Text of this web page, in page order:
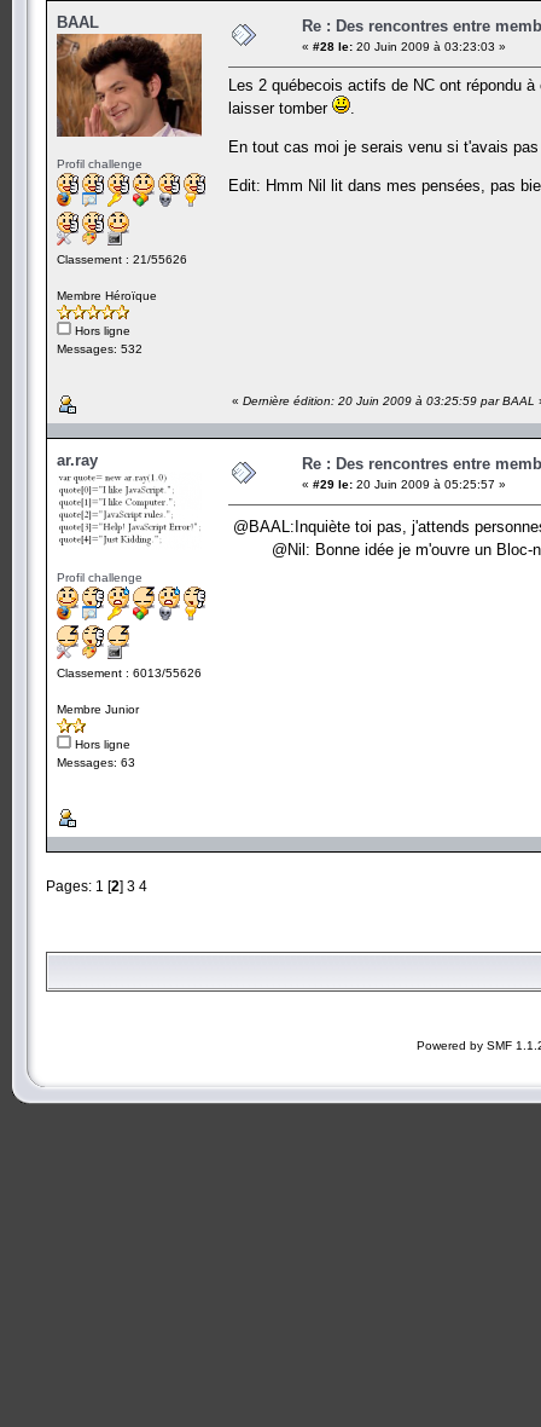
BAAL
Profil challenge
Classement : 21/55626
Membre Héroïque
Hors ligne
Messages: 532
Re : Des rencontres entre
« #28 le: 20 Juin 2009 à 03:23:03 »
Les 2 québecois actifs de NC ont répondu
laisser tomber
En tout cas moi je serais venu si t'avais
Edit: Hmm Nil lit dans mes pensées, pas
« Dernière édition: 20 Juin 2009 à 03:25:59 par BAAL
ar.ray
Profil challenge
Classement : 6013/55626
Membre Junior
Hors ligne
Messages: 63
Re : Des rencontres entre
« #29 le: 20 Juin 2009 à 05:25:57 »
@BAAL:Inquiète toi pas, j'attends
@Nil: Bonne idée je m'ouvre un Bloc-
Pages: 1 [2] 3 4
Powered by SMF